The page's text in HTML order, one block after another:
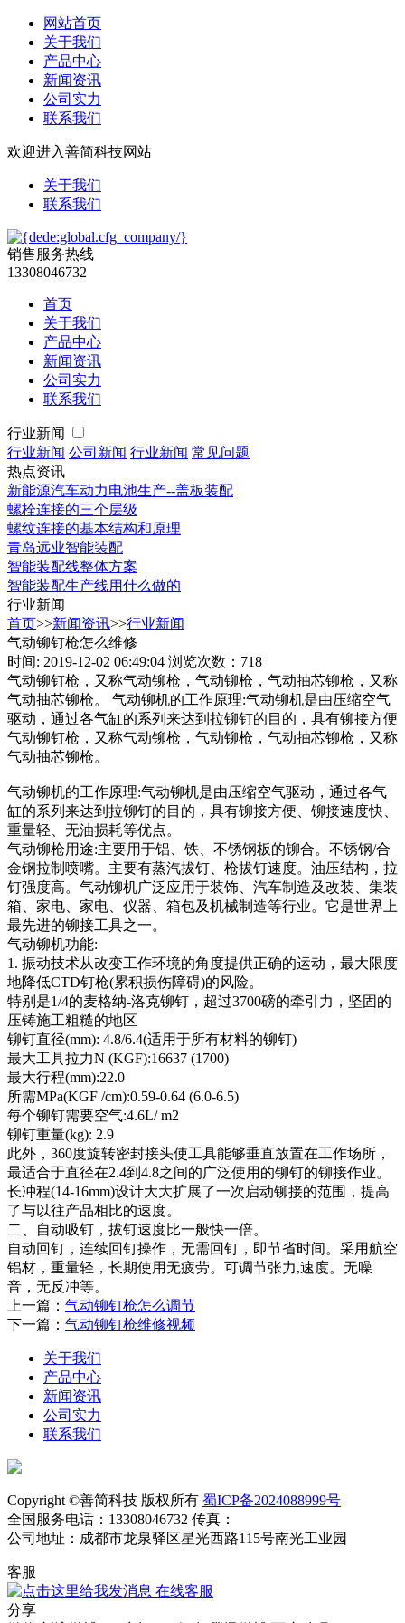
网站首页
关于我们
产品中心
新闻资讯
公司实力
联系我们
欢迎进入善简科技网站
关于我们
联系我们
销售服务热线
13308046732
首页
关于我们
产品中心
新闻资讯
公司实力
联系我们
行业新闻
行业新闻 公司新闻 行业新闻 常见问题
热点资讯
新能源汽车动力电池生产--盖板装配
螺栓连接的三个层级
螺纹连接的基本结构和原理
青岛远业智能装配
智能装配线整体方案
智能装配生产线用什么做的
行业新闻
首页>>新闻资讯>>行业新闻
气动铆钉枪怎么维修
时间: 2019-12-02 06:49:04 浏览次数：718
气动铆钉枪，又称气动铆枪，气动铆枪，气动抽芯铆枪，又称
气动抽芯铆枪。 气动铆机的工作原理:气动铆机是由压缩空气
驱动，通过各气缸的系列来达到拉铆钉的目的，具有铆接方便
气动铆钉枪，又称气动铆枪，气动铆枪，气动抽芯铆枪，又称
气动抽芯铆枪。
气动铆机的工作原理:气动铆机是由压缩空气驱动，通过各气
缸的系列来达到拉铆钉的目的，具有铆接方便、铆接速度快、
重量轻、无油损耗等优点。
气动铆枪用途:主要用于铝、铁、不锈钢板的铆合。不锈钢/合
金钢拉制喷嘴。主要有蒸汽拔钉、枪拔钉速度。油压结构，拉
钉强度高。气动铆机广泛应用于装饰、汽车制造及改装、集装
箱、家电、家电、仪器、箱包及机械制造等行业。它是世界上
最先进的铆接工具之一。
气动铆机功能:
1. 振动技术从改变工作环境的角度提供正确的运动，最大限度
地降低CTD钉枪(累积损伤障碍)的风险。
特别是1/4的麦格纳-洛克铆钉，超过3700磅的牵引力，坚固的
压铸施工粗糙的地区
铆钉直径(mm): 4.8/6.4(适用于所有材料的铆钉)
最大工具拉力N (KGF):16637 (1700)
最大行程(mm):22.0
所需MPa(KGF /cm):0.59-0.64 (6.0-6.5)
每个铆钉需要空气:4.6L/ m2
铆钉重量(kg): 2.9
此外，360度旋转密封接头使工具能够垂直放置在工作场所，
最适合于直径在2.4到4.8之间的广泛使用的铆钉的铆接作业。
长冲程(14-16mm)设计大大扩展了一次启动铆接的范围，提高
了与以往产品相比的速度。
二、自动吸钉，拔钉速度比一般快一倍。
自动回钉，连续回钉操作，无需回钉，即节省时间。采用航空
铝材，重量轻，长期使用无疲劳。可调节张力,速度。无噪
音，无反冲等。
上一篇： 气动铆钉枪怎么调节
下一篇： 气动铆钉枪维修视频
关于我们
产品中心
新闻资讯
公司实力
联系我们
Copyright ©善简科技 版权所有 蜀ICP备2024088999号
全国服务电话：13308046732 传真：
公司地址：成都市龙泉驿区星光西路115号南光工业园
客服
在线客服
分享